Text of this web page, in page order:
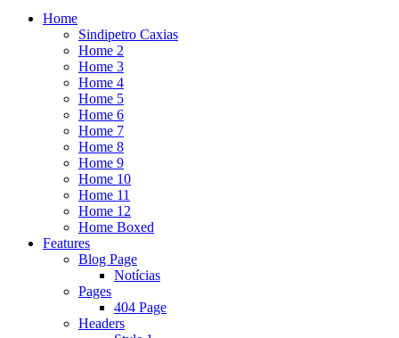
Home
Sindipetro Caxias
Home 2
Home 3
Home 4
Home 5
Home 6
Home 7
Home 8
Home 9
Home 10
Home 11
Home 12
Home Boxed
Features
Blog Page
Notícias
Pages
404 Page
Headers